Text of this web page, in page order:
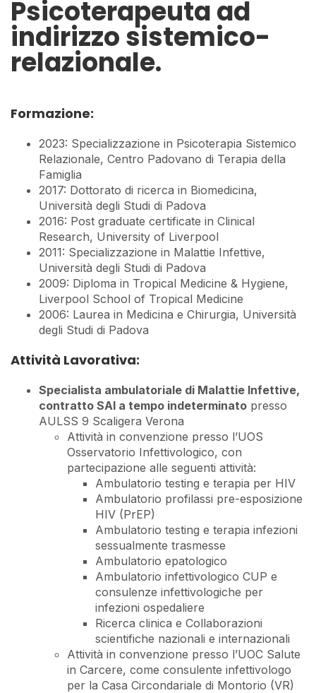
Psicoterapeuta ad
indirizzo sistemico-
relazionale.
Formazione:
2023: Specializzazione in Psicoterapia Sistemico
Relazionale, Centro Padovano di Terapia della
Famiglia
2017: Dottorato di ricerca in Biomedicina,
Università degli Studi di Padova
2016: Post graduate certificate in Clinical
Research, University of Liverpool
2011: Specializzazione in Malattie Infettive,
Università degli Studi di Padova
2009: Diploma in Tropical Medicine & Hygiene,
Liverpool School of Tropical Medicine
2006: Laurea in Medicina e Chirurgia, Università
degli Studi di Padova
Attività Lavorativa:
Specialista ambulatoriale di Malattie Infettive,
contratto SAI a tempo indeterminato presso
AULSS 9 Scaligera Verona
Attività in convenzione presso l’UOS
Osservatorio Infettivologico, con
partecipazione alle seguenti attività:
Ambulatorio testing e terapia per HIV
Ambulatorio profilassi pre-esposizione
HIV (PrEP)
Ambulatorio testing e terapia infezioni
sessualmente trasmesse
Ambulatorio epatologico
Ambulatorio infettivologico CUP e
consulenze infettivologiche per
infezioni ospedaliere
Ricerca clinica e Collaborazioni
scientifiche nazionali e internazionali
Attività in convenzione presso l’UOC Salute
in Carcere, come consulente infettivologo
per la Casa Circondariale di Montorio (VR)